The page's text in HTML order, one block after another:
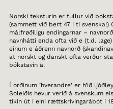
Norski teksturin er fullur við
(sammett við bert 47 í tí
málfrøðiligu endingarnar –
navnhátti enda ofta við e (t.d.
einum e áðrenn navnorð
at norskt og danskt ofta verður
bókstavin ä.
Í orðinum ’hverandre’ er h’ið
Soleiðis hevur verið á svenskum
tikin út í eini rættskrivingarábót í